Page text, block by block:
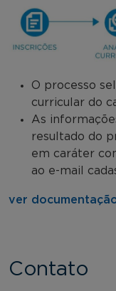
O processo
curricular do
As
resultado do
em caráter
ao e-mail
ver
Contato